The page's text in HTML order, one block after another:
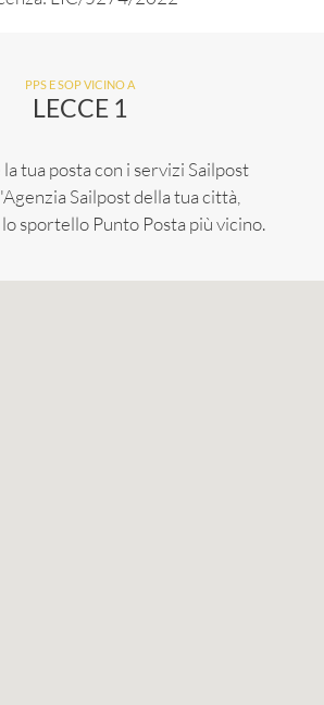
PPS E SOP VICINO A
LECCE 1
tua posta con i servizi Sailpost
Sailpost della tua città,
sportello Punto Posta più vicino.